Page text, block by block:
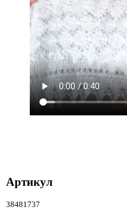
Артикул
38481737